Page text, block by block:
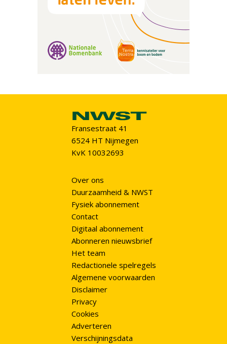
Fransestraat 41
6524 HT Nijmegen
KvK 10032693
Over ons
Duurzaamheid & NWST
Fysiek abonnement
Contact
Digitaal abonnement
Abonneren nieuwsbrief
Het team
Redactionele spelregels
Algemene voorwaarden
Disclaimer
Privacy
Cookies
Adverteren
Verschijningsdata